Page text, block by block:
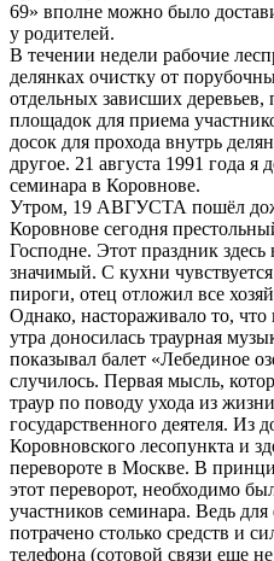
69» вполне можно было
у родителей.
В течении недели рабочие
делянках очистку от
отдельных зависших деревьев,
площадок для приема
досок для прохода внутрь
другое. 21 августа 1991 года
семинара в Коровнове.
Утром, 19 АВГУСТА пошёл
Коровнове сегодня
Господне. Этот праздник
значимый. С кухни
пироги, отец отложил все
Однако, настораживало то,
утра доносилась траурная
показывал балет «Лебединое
случилось. Первая мысль,
траур по поводу ухода из
государственного деятеля. Из
Коровновского лесопункта и
перевороте в Москве. В
этот переворот, необходимо
участников семинара. Ведь
потрачено столько средств и
телефона (сотовой связи еще